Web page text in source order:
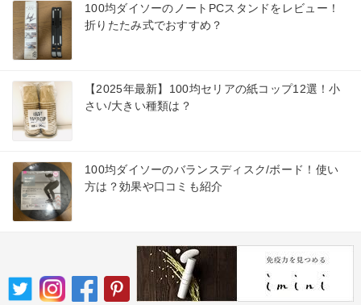
100均ダイソーのノートPCスタンドをレビュー！
折りたたみ式でおすすめ？
【2025年最新】100均セリアの紙コップ12選！小
さい/大きい種類は？
100均ダイソーのバランスディスク/ボード！使い
方は？効果や口コミも紹介